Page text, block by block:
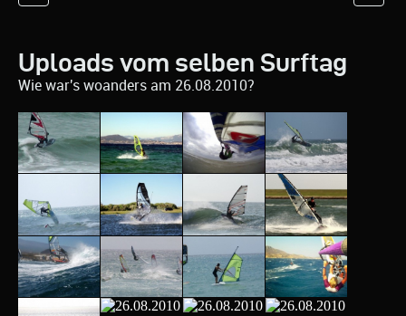
Uploads vom selben Surftag
Wie war's woanders am 26.08.2010?